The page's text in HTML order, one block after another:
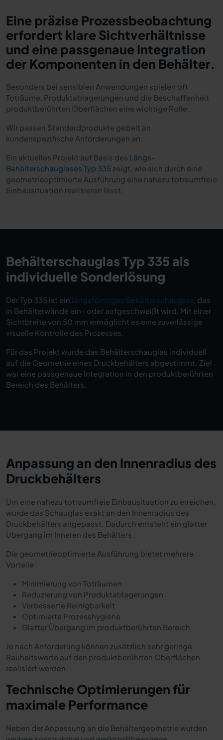
Eine präzise Prozessbeobachtung
erfordert klare Sichtverhältnisse
und eine passgenaue Integration
der Komponenten in den Behälter.
Besonders bei sensiblen Anwendungen spielen oft
Toträume, Produktablagerungen und die Beschaffenheit
produktberührten Oberflächen eine wichtige Rolle.
Wir passen Standardprodukte gezielt an
kundenspezifische Anforderungen an.
Ein aktuelles Projekt auf Basis des Längs-
Behälterschauglases Typ 335 zeigt, wie sich durch eine
geometrieoptimierte Ausführung eine nahezu totraumfreie
Einbausituation realisieren lässt.
Behälterschauglas Typ 335 als
individuelle Sonderlösung
Der Typ 335 ist ein längsförmiges Behälterschauglas, das
in Behälterwände ein- oder aufgeschweißt wird. Mit einer
Sichtbreite von 50 mm ermöglicht es eine zuverlässige
visuelle Kontrolle des Prozesses.
Für das Projekt wurde das Behälterschauglas individuell
auf die Geometrie eines Druckbehälters abgestimmt. Ziel
war eine passgenaue Integration in den produktberührten
Bereich des Behälters.
Anpassung an den Innenradius des
Druckbehälters
Um eine nahezu totraumfreie Einbausituation zu erreichen,
wurde das Schauglas exakt an den Innenradius des
Druckbehälters angepasst. Dadurch entsteht ein glatter
Übergang im Inneren des Behälters.
Die geometrieoptimierte Ausführung bietet mehrere
Vorteile:
Minimierung von Toträumen
Reduzierung von Produktablagerungen
Verbesserte Reinigbarkeit
Optimierte Prozesshygiene
Glatter Übergang im produktberührten Bereich
Je nach Anforderung können zusätzlich sehr geringe
Rauheitswerte auf den produktberührten Oberflächen
realisiert werden.
Technische Optimierungen für
maximale Performance
Neben der Anpassung an die Behältergeometrie wurden